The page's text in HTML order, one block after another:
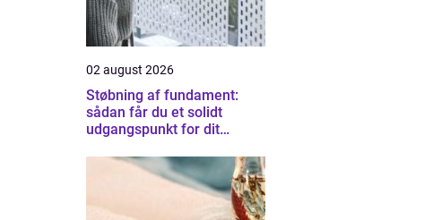
02 august 2026
Støbning af fundament:
sådan får du et solidt
udgangspunkt for dit